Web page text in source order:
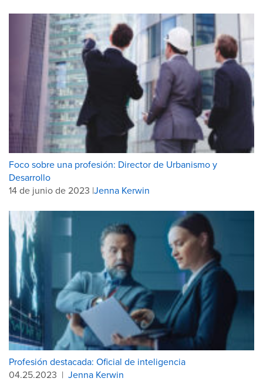
Foco sobre una profesión: Director de Urbanismo y
Desarrollo
14 de junio de 2023 |Jenna Kerwin
Profesión destacada: Oficial de inteligencia
04.25.2023 | Jenna Kerwin